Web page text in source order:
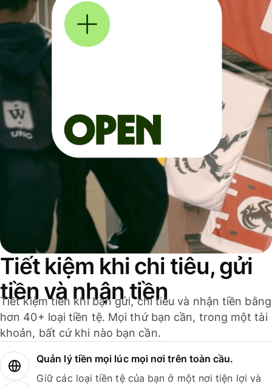
Tiết kiệm khi chi tiêu, gửi
tiền và nhận tiền
Tiết kiệm tiền khi bạn gửi, chi tiêu và nhận tiền bằng
hơn 40+ loại tiền tệ. Mọi thứ bạn cần, trong một tài
khoản, bất cứ khi nào bạn cần.
Quản lý tiền mọi lúc mọi nơi trên toàn cầu.
Giữ các loại tiền tệ của bạn ở một nơi tiện lợi và